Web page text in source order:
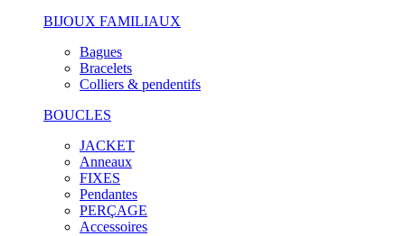
BIJOUX FAMILIAUX
Bagues
Bracelets
Colliers & pendentifs
BOUCLES
JACKET
Anneaux
FIXES
Pendantes
PERÇAGE
Accessoires